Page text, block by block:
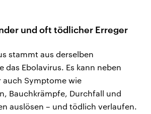
und oft tödlicher Erreger
stammt aus derselben
das Ebolavirus. Es kann neben
auch Symptome wie
Bauchkrämpfe, Durchfall und
auslösen – und tödlich verlaufen.